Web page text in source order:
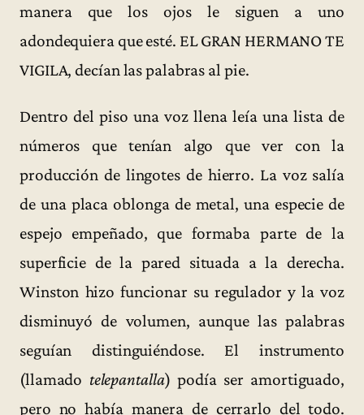
manera que los ojos le siguen a uno
adondequiera que esté. EL GRAN HERMANO TE
VIGILA, decían las palabras al pie.
Dentro del piso una voz llena leía una lista de
números que tenían algo que ver con la
producción de lingotes de hierro. La voz salía
de una placa oblonga de metal, una especie de
espejo empeñado, que formaba parte de la
superficie de la pared situada a la derecha.
Winston hizo funcionar su regulador y la voz
disminuyó de volumen, aunque las palabras
seguían distinguiéndose. El instrumento
(llamado telepantalla) podía ser amortiguado,
pero no había manera de cerrarlo del todo.